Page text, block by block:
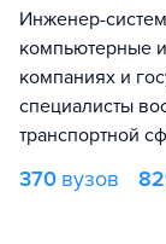
Инженер-
компьютерные
компаниях и
специалисты
транспортной
370 вузов